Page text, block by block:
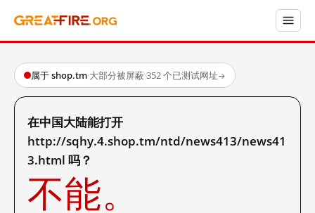
属于 shop.tm·大部分被屏蔽·352 个已测试网址→
在中国大陆能打开
http://sqhy.4.shop.tm/ntd/news413/news41
3.html 吗？
不能。